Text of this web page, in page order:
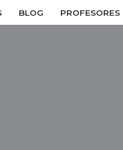
BLOG PROFESORES